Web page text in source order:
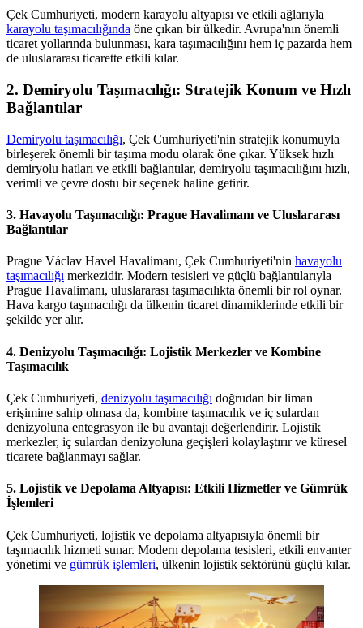
Çek Cumhuriyeti, modern karayolu altyapısı ve etkili ağlarıyla
karayolu taşımacılığında öne çıkan bir ülkedir. Avrupa'nın önemli
ticaret yollarında bulunması, kara taşımacılığını hem iç pazarda hem
de uluslararası ticarette etkili kılar.
2. Demiryolu Taşımacılığı: Stratejik Konum ve Hızlı
Bağlantılar
Demiryolu taşımacılığı, Çek Cumhuriyeti'nin stratejik konumuyla
birleşerek önemli bir taşıma modu olarak öne çıkar. Yüksek hızlı
demiryolu hatları ve etkili bağlantılar, demiryolu taşımacılığını hızlı,
verimli ve çevre dostu bir seçenek haline getirir.
3. Havayolu Taşımacılığı: Prague Havalimanı ve Uluslararası
Bağlantılar
Prague Václav Havel Havalimanı, Çek Cumhuriyeti'nin havayolu
taşımacılığı merkezidir. Modern tesisleri ve güçlü bağlantılarıyla
Prague Havalimanı, uluslararası taşımacılıkta önemli bir rol oynar.
Hava kargo taşımacılığı da ülkenin ticaret dinamiklerinde etkili bir
şekilde yer alır.
4. Denizyolu Taşımacılığı: Lojistik Merkezler ve Kombine
Taşımacılık
Çek Cumhuriyeti, denizyolu taşımacılığı doğrudan bir liman
erişimine sahip olmasa da, kombine taşımacılık ve iç sulardan
denizyoluna entegrasyon ile bu avantajı değerlendirir. Lojistik
merkezler, iç sulardan denizyoluna geçişleri kolaylaştırır ve küresel
ticarete bağlanmayı sağlar.
5. Lojistik ve Depolama Altyapısı: Etkili Hizmetler ve Gümrük
İşlemleri
Çek Cumhuriyeti, lojistik ve depolama altyapısıyla önemli bir
taşımacılık hizmeti sunar. Modern depolama tesisleri, etkili envanter
yönetimi ve gümrük işlemleri, ülkenin lojistik sektörünü güçlü kılar.